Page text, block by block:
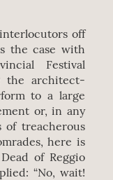
off
the case with
Festival
the architect-
to a large
or, in any
of treacherous
here is
of Reggio
“No, wait!